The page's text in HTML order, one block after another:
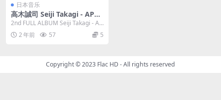
日本音乐
高木誠司 Seiji Takagi - APOL
LO [24Bit/48kHz] [Hi-Res Fl
ac 512MB]
2nd FULL ALBUM Seiji Takagi - AP
OLLO (20...
2 年前 57 5
Copyright © 2023 Flac HD- All rights reserved